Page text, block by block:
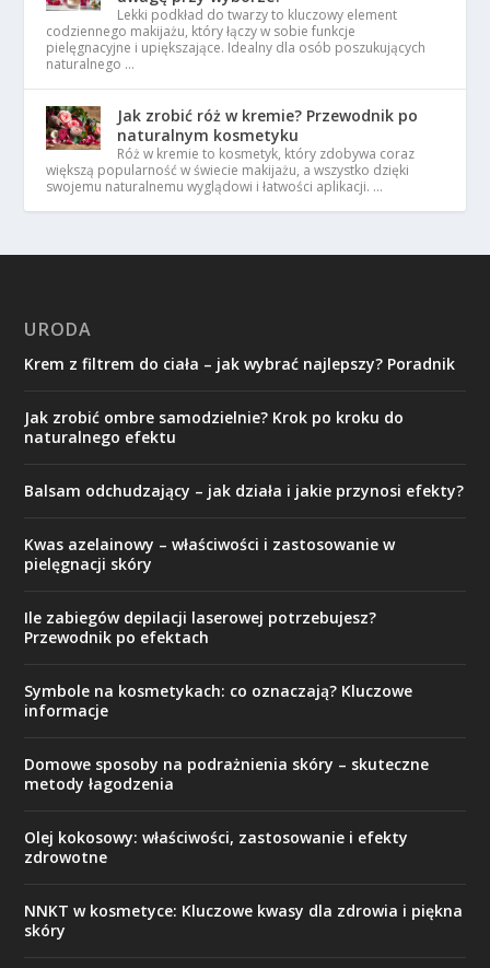
Lekki podkład do twarzy to kluczowy element
codziennego makijażu, który łączy w sobie funkcje
pielęgnacyjne i upiększające. Idealny dla osób poszukujących
naturalnego …
Jak zrobić róż w kremie? Przewodnik po
naturalnym kosmetyku
Róż w kremie to kosmetyk, który zdobywa coraz
większą popularność w świecie makijażu, a wszystko dzięki
swojemu naturalnemu wyglądowi i łatwości aplikacji. …
URODA
Krem z filtrem do ciała – jak wybrać najlepszy? Poradnik
Jak zrobić ombre samodzielnie? Krok po kroku do
naturalnego efektu
Balsam odchudzający – jak działa i jakie przynosi efekty?
Kwas azelainowy – właściwości i zastosowanie w
pielęgnacji skóry
Ile zabiegów depilacji laserowej potrzebujesz?
Przewodnik po efektach
Symbole na kosmetykach: co oznaczają? Kluczowe
informacje
Domowe sposoby na podrażnienia skóry – skuteczne
metody łagodzenia
Olej kokosowy: właściwości, zastosowanie i efekty
zdrowotne
NNKT w kosmetyce: Kluczowe kwasy dla zdrowia i piękna
skóry